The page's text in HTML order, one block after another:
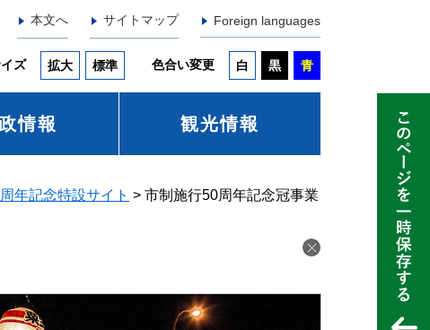
本文へ サイトマップ Foreign languages
ズ 拡大 標準 色合い変更 白 黒 青
情報 観光情報
年記念特設サイト > 市制施行50周年記念冠事業